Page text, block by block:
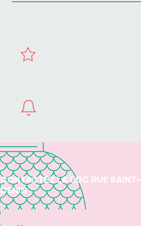
CONTACTEZ LA SDC RUE SAINT-
DENIS